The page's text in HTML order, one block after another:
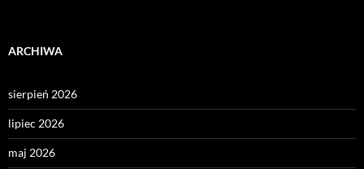
ARCHIWA
sierpień 2026
lipiec 2026
maj 2026